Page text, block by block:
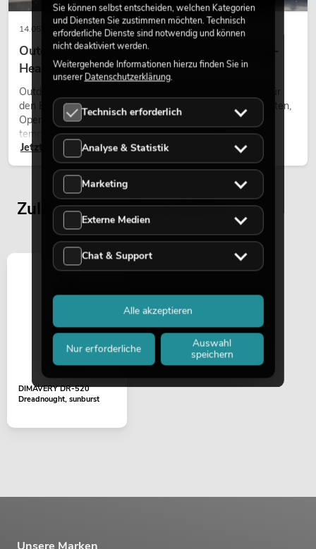
14.05.2026
Outdoor Moving-Heads: Wetterfeste Moving-
Heads bei Events
Outdoor Moving-Heads sind bewegliche Scheinwerfer für
den Einsatz im Freien. Sie werden bei Festivals, Stadtfesten,
Open-Air-Konzerten, Architekturinszenierungen und
temporären Außeninstallationen eingesetzt.
Jetzt lesen
Zuletzt angesehene Artikel
DIMAVERY DR-520
Dreadnought, sunburst
Unsere Marken
Sie können selbst entscheiden, welchen Kategorien
und Diensten Sie zustimmen möchten. Technisch
erforderliche Dienste sind notwendig und können
nicht deaktiviert werden.
Weitergehende Informationen hierzu finden Sie in
unsererDatenschutzerklärung.
Technisch erforderlich
Analyse & Statistik
Marketing
Externe Medien
Chat & Support
Nur erforderliche
Auswahl
speichern
Alle akzeptieren